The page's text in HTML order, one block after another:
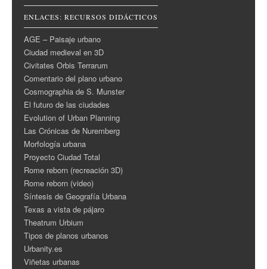
ENLACES: RECURSOS DIDÁCTICOS
AGE – Paisaje urbano
Ciudad medieval en 3D
Civitates Orbis Terrarum
Comentario del plano urbano
Cosmographia de S. Munster
El futuro de las ciudades
Evolution of Urban Planning
Las Crónicas de Nuremberg
Morfología urbana
Proyecto Ciudad Total
Rome reborn (recreación 3D)
Rome reborn (video)
Síntesis de Geografía Urbana
Texas a vista de pájaro
Theatrum Urbium
Tipos de planos urbanos
Urbanity.es
Viñetas urbanas